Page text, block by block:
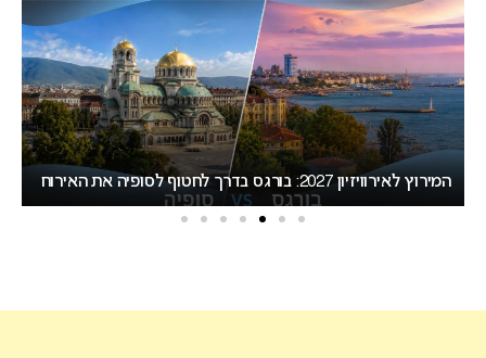
אירוויזיון 2027 עשוי לאמץ שיטת הצבעה חדשה שתפגע
בישראל